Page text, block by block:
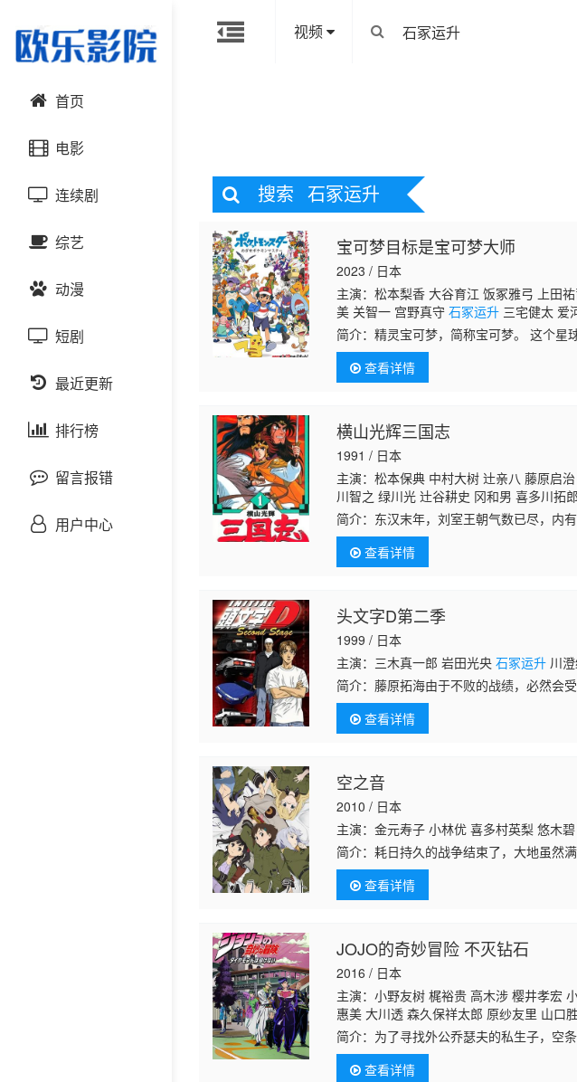
视频
首页
电影
动作片
喜剧片
爱情片
科幻片
恐怖片
剧情片
战争片
悬疑片
连续剧
国产剧
港台剧
日韩剧
欧美剧
泰国剧
综艺
大陆综艺
日韩综艺
港台综艺
欧美综艺
动漫
国产动漫
日韩动漫
欧美动漫
短剧
最近更新
排行榜
留言报错
用户中心
搜索 石冢运升
宝可梦目标是宝可梦大师
2023 / 日本
主演：松本梨香 大谷育江 饭冢雅弓 上田
美 关智一 宫野真守石冢运升 三宅健太 爱
口大助 坂口候一 立木文彦 佐藤健辅 古岛
本木彩花 茅原实里 夏吉优子 藤村千佳 武
简介：精灵宝可梦，简称宝可梦。 这个星
道中，你可以在这个世界的任何地方看到
查看详情
横山光辉三国志
1991 / 日本
主演：松本保典 中村大树 辻亲八 藤原启
川智之 绿川光 辻谷耕史 冈和男 喜多川拓
生 目黑光祐 中岛聪彦 安西正弘 挂川裕彦
阿尔诺 中博史 石森达幸 川津泰彦 林一夫
钦隆 盐屋浩三 大山高男 荒川太郎 平野正
简介： 东汉末年，刘室王朝气数已尽，内
巾当立，岁在甲子，天下大吉”的叛旗；更
逐鹿的大戏。在
查看详情
头文字D第二季
1999 / 日本
主演：三木真一郎 岩田光央石冢运升 川
简介：藤原拓海由于不败的战绩，必然
当然不乏激烈的挑战。最经典的要数赤诚
输给帝王车队的l
查看详情
空之音
2010 / 日本
主演：金元寿子 小林优 喜多村英梨 悠木
简介：耗日持久的战争结束了，大地虽然
球进入了“衰退期”，历史的车轮倒转，整
废墟之中邂逅了
查看详情
JOJO的奇妙冒险 不灭钻石
2016 / 日本
主演：小野友树 梶裕贵 高木涉 樱井孝宏
惠美 大川透 森久保祥太郎 原纱友里 山口
山纪章 远近孝一 伊藤静 河西健吾 石井真
简介： 为了寻找外公乔瑟夫的私生子，空
友树 配音）的高中一年级男生正是空条承
己一样的“替身
查看详情